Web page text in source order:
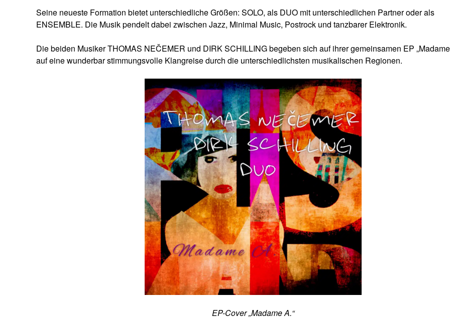
Seine neueste Formation bietet unterschiedliche Größen: SOLO, als DUO mit unterschiedlichen Partner oder als
ENSEMBLE. Die Musik pendelt dabei zwischen Jazz, Minimal Music, Postrock und tanzbarer Elektronik.
Die beiden Musiker THOMAS NEČEMER und DIRK SCHILLING begeben sich auf ihrer gemeinsamen EP
auf eine wunderbar stimmungsvolle Klangreise durch die unterschiedlichsten musikalischen Regionen.
EP-Cover „Madame A.“